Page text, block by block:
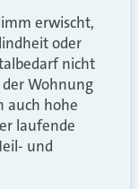
erwischt,
oder
nicht
Wohnung
auch hohe
laufende
und